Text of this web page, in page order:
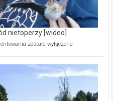
nietoperzy [wideo]
Ekologiczne
kamerą
wśród
została wyłączona